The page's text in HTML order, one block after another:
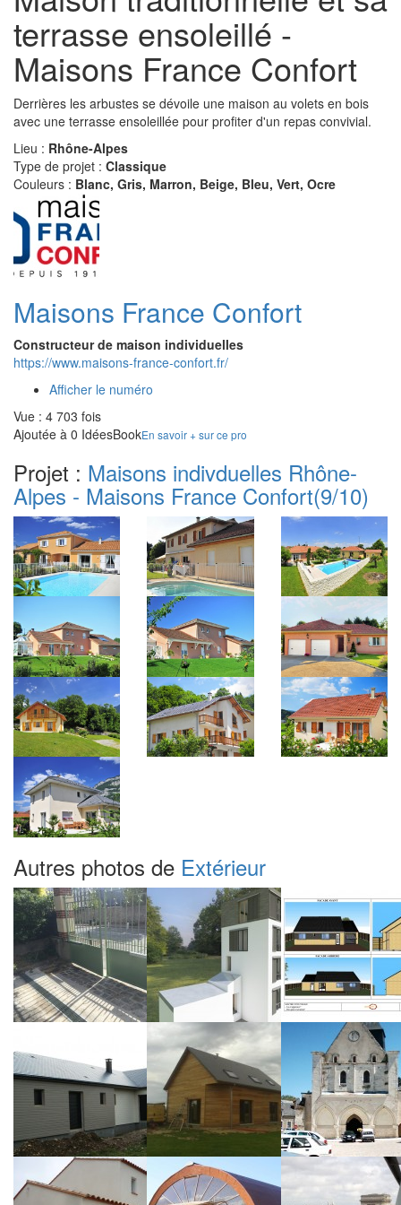
terrasse ensoleillé -
Maisons France Confort
Derrières les arbustes se dévoile une maison au volets en bois
avec une terrasse ensoleillée pour profiter d'un repas convivial.
Lieu : Rhône-Alpes
Type de projet : Classique
Couleurs : Blanc, Gris, Marron, Beige, Bleu, Vert, Ocre
Maisons France Confort
Constructeur de maison individuelles
https://www.maisons-france-confort.fr/
Afficher le numéro
Vue : 4 703 fois
Ajoutée à 0 IdéesBookEn savoir + sur ce pro
Projet : Maisons indivduelles Rhône-
Alpes - Maisons France Confort(9/10)
Autres photos de Extérieur